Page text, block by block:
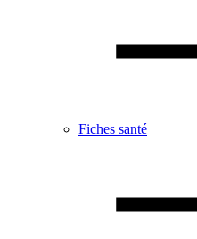
Fiches santé